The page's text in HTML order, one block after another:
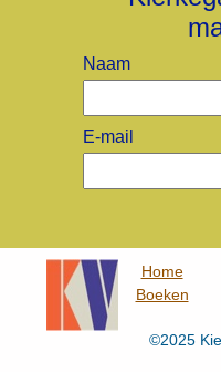
Naam
E-mail
Home
Boeken
©2025